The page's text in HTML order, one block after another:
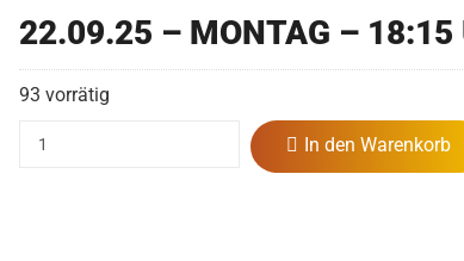
22.09.25 – MONTAG –
93 vorrätig
In den Warenkorb